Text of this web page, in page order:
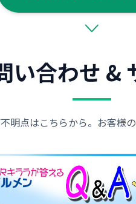
い合わせ &
明点はこちらから。お客様